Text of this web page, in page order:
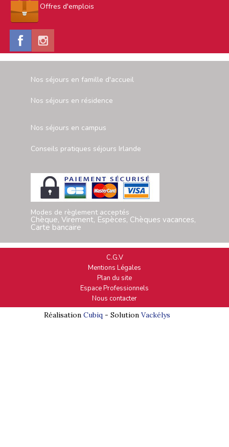
Offres d'emplois
Nos séjours en famille d'accueil
Nos séjours en résidence
Nos séjours en campus
Conseils pratiques séjours Irlande
Modes de règlement acceptés
Chèque, Virement, Espèces, Chèques vacances,
Carte bancaire
C.G.V
Mentions Légales
Plan du site
Espace Professionnels
Nous contacter
Réalisation Cubiq- Solution Vackélys